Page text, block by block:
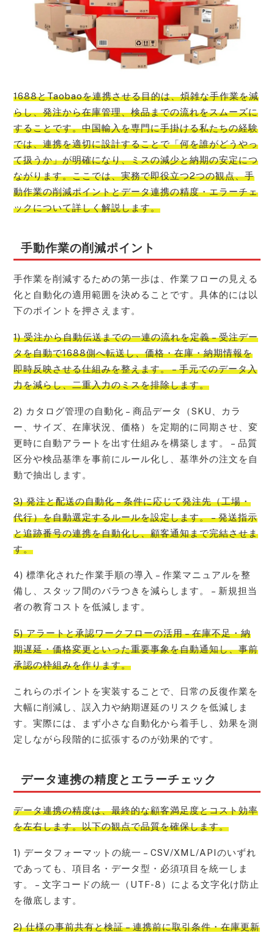
1688とTaobaoを連携させる目的は、煩雑な手作業を減
らし、発注から在庫管理、検品までの流れをスムーズに
することです。中国輸入を専門に手掛ける私たちの経験
では、連携を適切に設計することで「何を誰がどうやっ
て扱うか」が明確になり、ミスの減少と納期の安定につ
ながります。ここでは、実務で即役立つ2つの観点、手
動作業の削減ポイントとデータ連携の精度・エラーチェ
ックについて詳しく解説します。
手動作業の削減ポイント
手作業を削減するための第一歩は、作業フローの見える
化と自動化の適用範囲を決めることです。具体的には以
下のポイントを押さえます。
1) 受注から自動伝送までの一連の流れを定義 – 受注デー
タを自動で1688側へ転送し、価格・在庫・納期情報を
即時反映させる仕組みを整えます。 – 手元でのデータ入
力を減らし、二重入力のミスを排除します。
2) カタログ管理の自動化 – 商品データ（SKU、カラ
ー、サイズ、在庫状況、価格）を定期的に同期させ、変
更時に自動アラートを出す仕組みを構築します。 – 品質
区分や検品基準を事前にルール化し、基準外の注文を自
動で抽出します。
3) 発注と配送の自動化 – 条件に応じて発注先（工場・
代行）を自動選定するルールを設定します。 – 発送指示
と追跡番号の連携を自動化し、顧客通知まで完結させま
す。
4) 標準化された作業手順の導入 – 作業マニュアルを整
備し、スタッフ間のバラつきを減らします。 – 新規担当
者の教育コストを低減します。
5) アラートと承認ワークフローの活用 – 在庫不足・納
期遅延・価格変更といった重要事象を自動通知し、事前
承認の枠組みを作ります。
これらのポイントを実装することで、日常の反復作業を
大幅に削減し、誤入力や納期遅延のリスクを低減しま
す。実際には、まず小さな自動化から着手し、効果を測
定しながら段階的に拡張するのが効果的です。
データ連携の精度とエラーチェック
データ連携の精度は、最終的な顧客満足度とコスト効率
を左右します。以下の観点で品質を確保します。
1) データフォーマットの統一 – CSV/XML/APIのいずれ
であっても、項目名・データ型・必須項目を統一しま
す。 – 文字コードの統一（UTF-8）による文字化け防止
を徹底します。
2) 仕様の事前共有と検証 – 連携前に取引条件・在庫更新